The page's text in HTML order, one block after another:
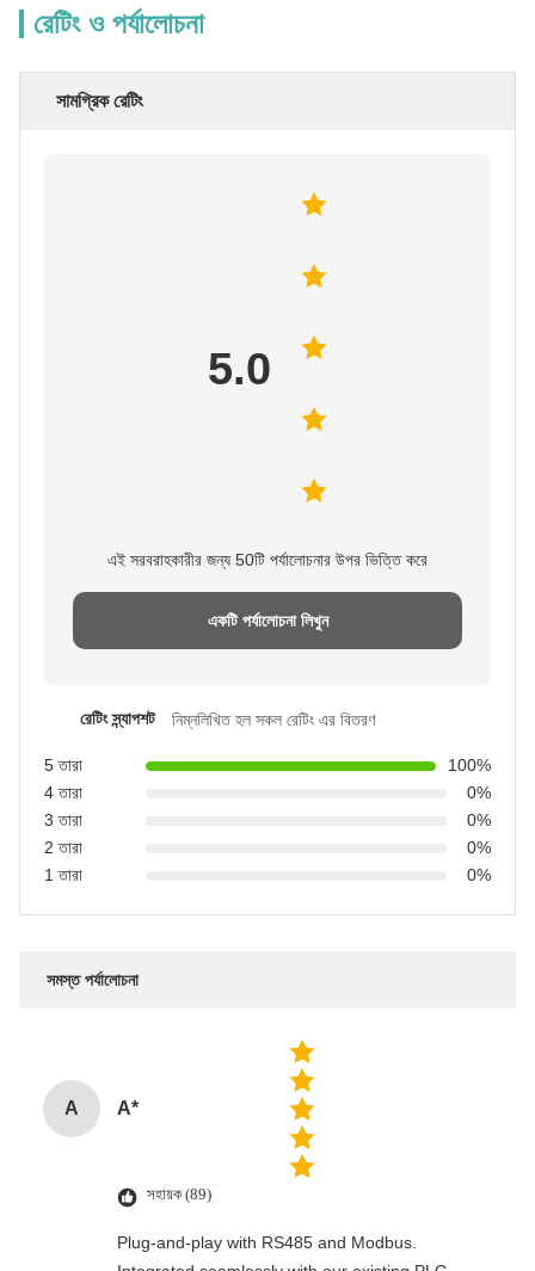
রেটিং ও পর্যালোচনা
সামগ্রিক রেটিং
5.0
এই সরবরাহকারীর জন্য 50টি পর্যালোচনার উপর ভিত্তি করে
একটি পর্যালোচনা লিখুন
রেটিং স্ন্যাপশট নিম্নলিখিত হল সকল রেটিং এর বিতরণ
5 তারা
100%
4 তারা
0%
3 তারা
0%
2 তারা
0%
1 তারা
0%
সমস্ত পর্যালোচনা
A A*
সহায়ক (89)
Plug-and-play with RS485 and Modbus.